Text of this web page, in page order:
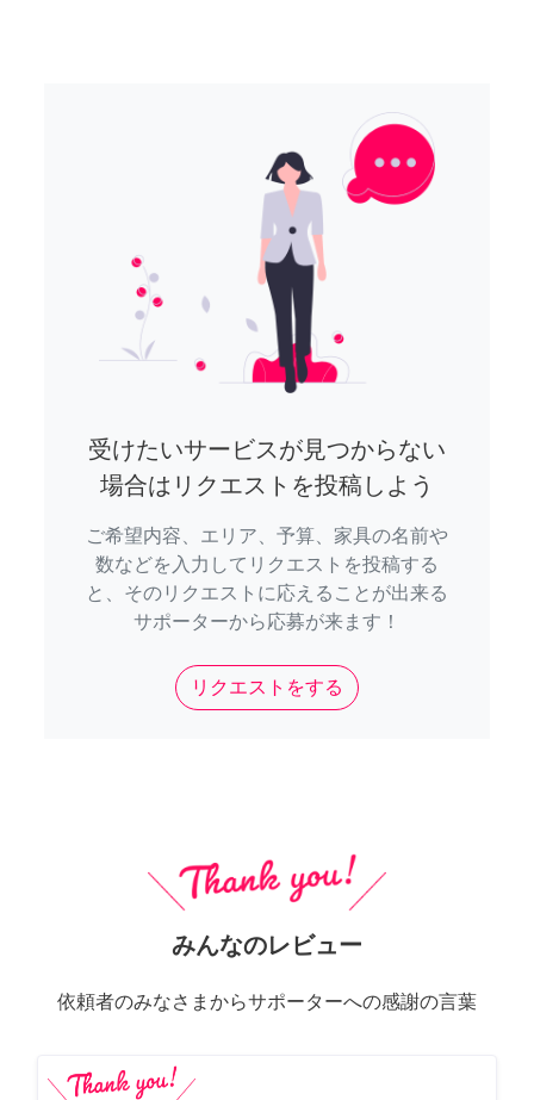
受けたいサービスが見つからない
場合はリクエストを投稿しよう
ご希望内容、エリア、予算、家具の名前や
数などを入力してリクエストを投稿する
と、そのリクエストに応えることが出来る
サポーターから応募が来ます！
リクエストをする
みんなのレビュー
依頼者のみなさまからサポーターへの感謝の言葉